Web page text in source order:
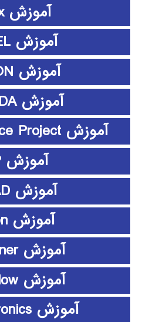
آموزش Latex
آموزش LISREL
آموزش LUMION
آموزش MAXQDA
آموزش Microsoft Office Project
آموزش PHP
آموزش PSCAD
آموزش python
آموزش rapidminer
آموزش ShowFlow
آموزش SimElectronics